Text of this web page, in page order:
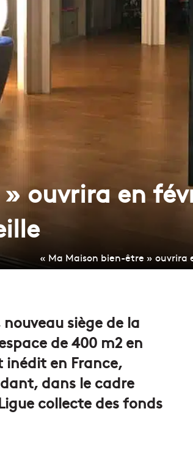
ouvrira en
« Ma Maison bien-être » ouvrira
siège de la
de 400 m2 en
inédit en France,
dans le cadre
collecte des fonds